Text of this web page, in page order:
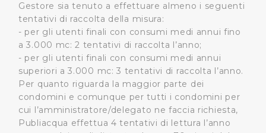
Gestore sia tenuto a effettuare almeno i seguenti
tentativi di raccolta della misura:
- per gli utenti finali con consumi medi annui fino
a 3.000 mc: 2 tentativi di raccolta l’anno;
- per gli utenti finali con consumi medi annui
superiori a 3.000 mc: 3 tentativi di raccolta l’anno.
Per quanto riguarda la maggior parte dei
condomini e comunque per tutti i condomini per
cui l’amministratore/delegato ne faccia richiesta,
Publiacqua effettua 4 tentativi di lettura l’anno